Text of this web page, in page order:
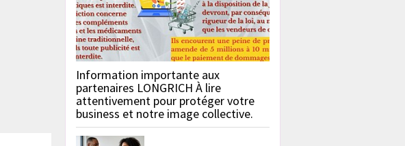
Information importante aux
partenaires LONGRICH À lire
attentivement pour protéger votre
business et notre image collective.